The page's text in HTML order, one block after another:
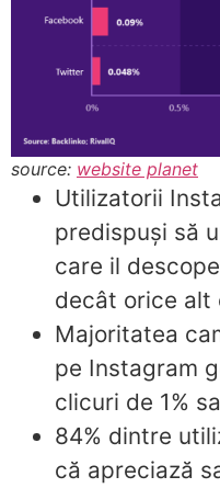
source: website planet
Utilizatorii
predispuși să
care il
decât orice alt
Majoritatea
pe Instagram
clicuri de 1%
84% dintre
că apreciază